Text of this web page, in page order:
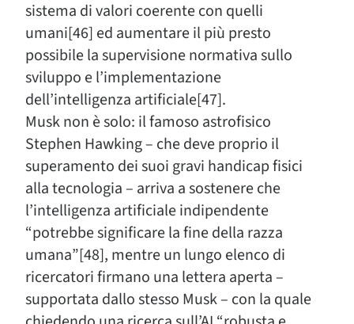
sistema di valori coerente con quelli
umani[46] ed aumentare il più presto
possibile la supervisione normativa sullo
sviluppo e l’implementazione
dell’intelligenza artificiale[47].
Musk non è solo: il famoso astrofisico
Stephen Hawking – che deve proprio il
superamento dei suoi gravi handicap fisici
alla tecnologia – arriva a sostenere che
l’intelligenza artificiale indipendente
“potrebbe significare la fine della razza
umana”[48], mentre un lungo elenco di
ricercatori firmano una lettera aperta –
supportata dallo stesso Musk – con la quale